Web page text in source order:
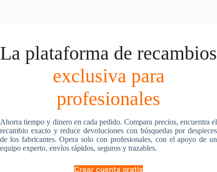
La plataforma de recambios
exclusiva para
profesionales
Ahorra tiempo y dinero en cada pedido. Compara precios, encuentra el
recambio exacto y reduce devoluciones con búsquedas por despieces
de los fabricantes. Opera solo con profesionales, con el apoyo de un
equipo experto, envíos rápidos, seguros y trazables.
Crear cuenta gratis